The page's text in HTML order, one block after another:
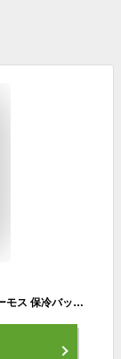
【毎日出荷★最短翌日お届け】5層断熱の保冷力 サーモス 保冷バッグ クーラーボックス ソフトクーラー 10L（REI-0102) ブラックカモフラージュ(BK-C) 10リットル アウトドア クーラーボックス 保冷ボックス